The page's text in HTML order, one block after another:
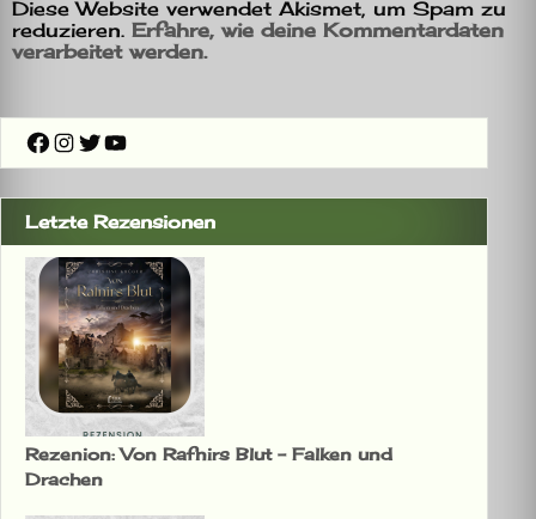
Diese Website verwendet Akismet, um Spam zu
reduzieren. Erfahre, wie deine Kommentardaten
verarbeitet werden.
Facebook
Instagram
Twitter
YouTube
Letzte Rezensionen
Rezenion: Von Rafnirs Blut – Falken und
Drachen